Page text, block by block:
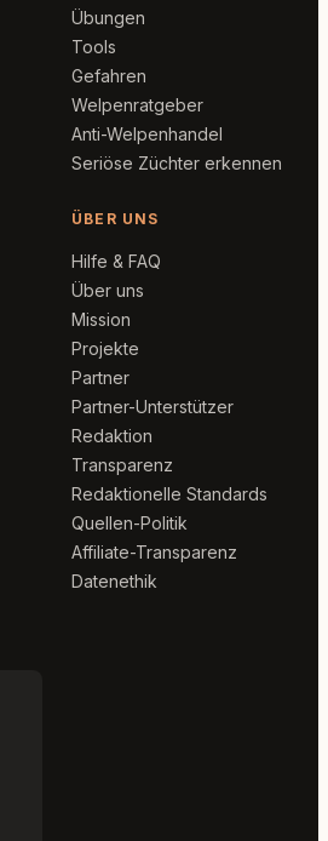
Übungen
Tools
Gefahren
Welpenratgeber
Anti-Welpenhandel
Seriöse Züchter erkennen
ÜBER UNS
Hilfe & FAQ
Über uns
Mission
Projekte
Partner
Partner-Unterstützer
Redaktion
Transparenz
Redaktionelle Standards
Quellen-Politik
Affiliate-Transparenz
Datenethik